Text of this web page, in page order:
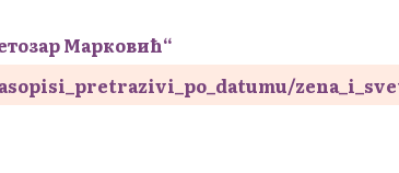
Марковић“